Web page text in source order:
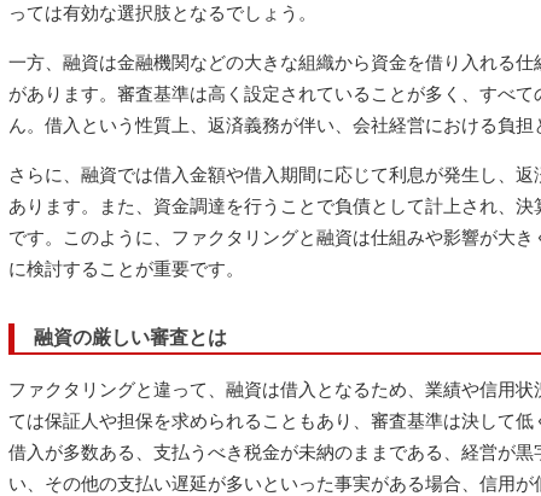
っては有効な選択肢となるでしょう。
一方、融資は金融機関などの大きな組織から資金を借り入れる
があります。審査基準は高く設定されていることが多く、すべ
ん。借入という性質上、返済義務が伴い、会社経営における負
さらに、融資では借入金額や借入期間に応じて利息が発生し、
あります。また、資金調達を行うことで負債として計上され、
です。このように、ファクタリングと融資は仕組みや影響が大
に検討することが重要です。
融資の厳しい審査とは
ファクタリングと違って、融資は借入となるため、業績や信用
ては保証人や担保を求められることもあり、審査基準は決して
借入が多数ある、支払うべき税金が未納のままである、経営が
い、その他の支払い遅延が多いといった事実がある場合、信用